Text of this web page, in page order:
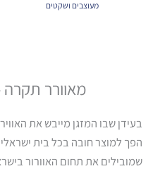
מעוצבים ושקטים
מאוורר
בעידן שבו המזגן מייבש את
הפך למוצר חובה בכל בית
שמובילים את תחום האוורור